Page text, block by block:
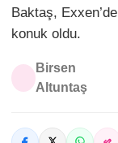
Baktaş,
konuk oldu.
Birsen
Altuntaş